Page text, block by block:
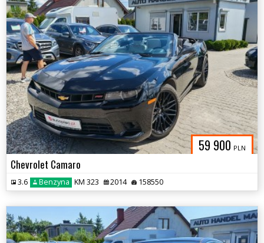
59 900 PLN
Chevrolet Camaro
3.6 Benzyna KM 323 2014 158550